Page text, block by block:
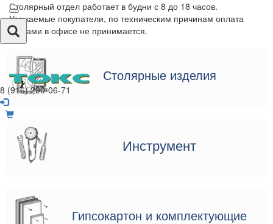
8 (916) 290-06-71
Столярный отдел работает в будни с 8 до 18 часов.
Уважаемые покупатели, по техническим причинам оплата
картами в офисе не принимается.
Столярные изделия
Инструмент
Гипсокартон и комплектующие